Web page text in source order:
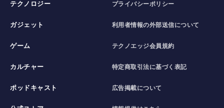
テクノロジー
ガジェット
ゲーム
カルチャー
ポッドキャスト
プライバシーポリシー
利用者情報の外部送信について
テクノエッジ会員規約
特定商取引法に基づく表記
広告掲載について